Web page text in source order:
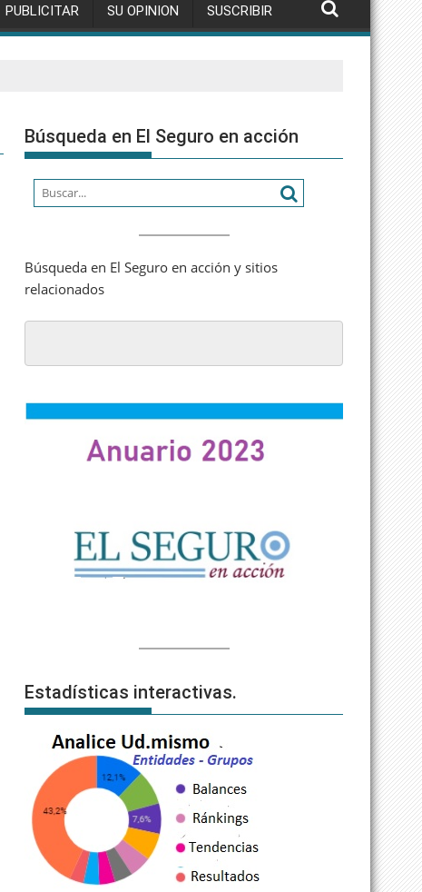
PUBLICITAR SU OPINION SUSCRIBIR
Búsqueda en El Seguro en acción
Búsqueda en El Seguro en acción y sitios
relacionados
Estadísticas interactivas.